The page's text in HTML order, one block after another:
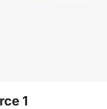
1